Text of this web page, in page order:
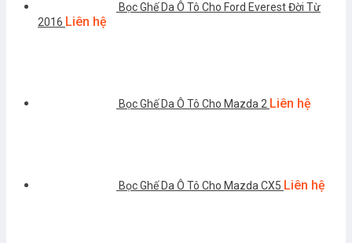
Bọc Ghế Da Ô Tô Cho Ford Everest Đời Từ
2016 Liên hệ
Bọc Ghế Da Ô Tô Cho Mazda 2 Liên hệ
Bọc Ghế Da Ô Tô Cho Mazda CX5 Liên hệ